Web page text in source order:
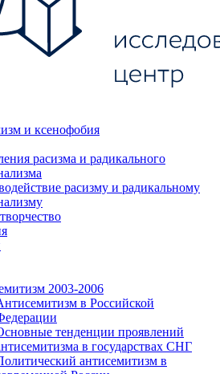
и ксенофобия
расизма и радикального
расизму и радикальному
2003-2006
в Российской
тенденции проявлений
в государствах СНГ
антисемитизм в